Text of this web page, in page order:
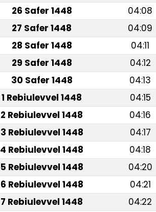
26 Safer 1448 04:08
27 Safer 1448 04:09
28 Safer 1448 04:11
29 Safer 1448 04:12
30 Safer 1448 04:13
1 Rebiulevvel 1448 04:15
2 Rebiulevvel 1448 04:16
3 Rebiulevvel 1448 04:17
4 Rebiulevvel 1448 04:18
5 Rebiulevvel 1448 04:20
6 Rebiulevvel 1448 04:21
7 Rebiulevvel 1448 04:22